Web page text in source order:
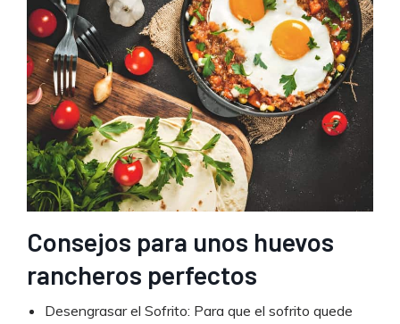
Consejos para unos huevos
rancheros perfectos
Desengrasar el Sofrito: Para que el sofrito quede